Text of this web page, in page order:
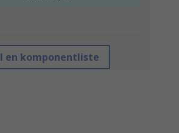
en komponentliste